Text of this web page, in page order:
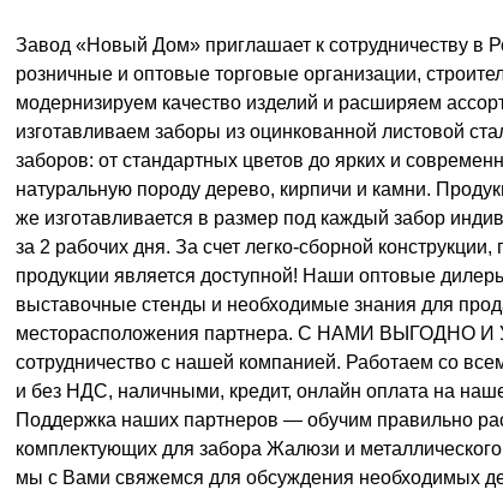
Горизонтальные заборы
Высокие заборы
Красивые, дизайнерские заборы
ВЫБОР ПО СПОСОБУ МОНТАЖА
Заборы под ключ
Готовые заборы
Комплекты заборов-лего "сделай
Быстровозводимые заборы
Завод «Новый Дом» приглашает к сотрудничеству в
розничные и оптовые торговые организации,
модернизируем качество изделий и расширяем
изготавливаем заборы из оцинкованной листовой
заборов: от стандартных цветов до ярких и
натуральную породу дерево, кирпичи и камни.
же изготавливается в размер под каждый забор
за 2 рабочих дня. За счет легко-сборной
продукции является доступной! Наши оптовые
выставочные стенды и необходимые знания для
месторасположения партнера. С НАМИ ВЫГОДНО И
сотрудничество с нашей компанией. Работаем со
и без НДС, наличными, кредит, онлайн оплата
Поддержка наших партнеров — обучим правильно
комплектующих для забора Жалюзи и
мы с Вами свяжемся для обсуждения необходимых